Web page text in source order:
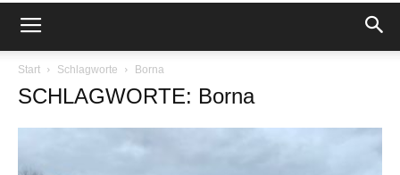
Start Schlagworte Borna
SCHLAGWORTE: Borna